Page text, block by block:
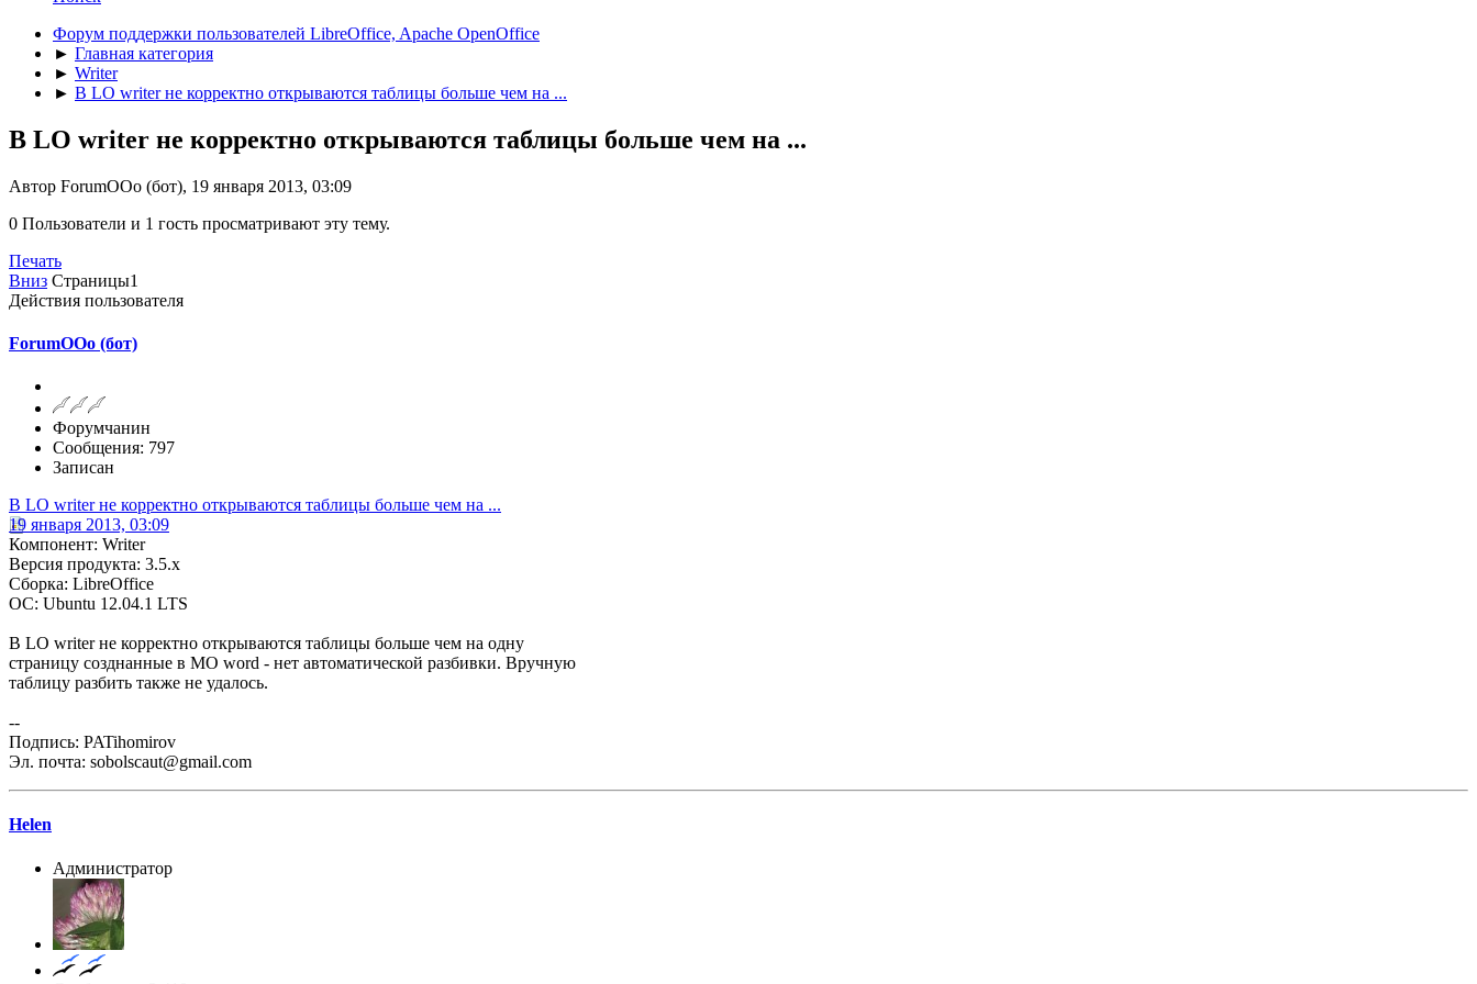
Форум поддержки пользователей LibreOffice, Apache OpenOffice
► Главная категория
► Writer
► В LO writer не корректно открываются таблицы больше чем на ...
В LO writer не корректно открываются таблицы больше чем на ...
Автор ForumOOo (бот), 19 января 2013, 03:09
0 Пользователи и 1 гость просматривают эту тему.
Печать
Вниз Страницы1
Действия пользователя
ForumOOo (бот)
Форумчанин
Сообщения: 797
Записан
В LO writer не корректно открываются таблицы больше чем на ...
19 января 2013, 03:09
Компонент: Writer
Версия продукта: 3.5.x
Сборка: LibreOffice
ОС: Ubuntu 12.04.1 LTS
В LO writer не корректно открываются таблицы больше чем на одну
страницу созднанные в MО word - нет автоматической разбивки. Вручную
таблицу разбить также не удалось.
--
Подпись: PATihomirov
Эл. почта: sobolscaut@gmail.com
Helen
Администратор